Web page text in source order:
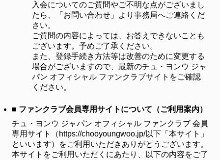
入会についてのご質問やご不明な点がございまし
たら、「お問い合わせ」より事務局へご連絡くだ
さい。
ご質問の内容によっては、お答えできないことも
ございます。予めご了承ください。
また、登録手続き方法等は改善のために変更する
場合がございますので、最新のチュ・ヨンウ ジャ
パン オフィシャル ファンクラブサイトをご確認
ください。
■ ファンクラブ会員専用サイトについて（ご利用案内）
チュ・ヨンウ ジャパン オフィシャル ファンクラブ 会員
専用サイト（https://chooyoungwoo.jp/以下「本サイト」
といいます）をご利用いただきありがとうございます。
本サイトをご利用いただくにあたり、以下の内容をご了